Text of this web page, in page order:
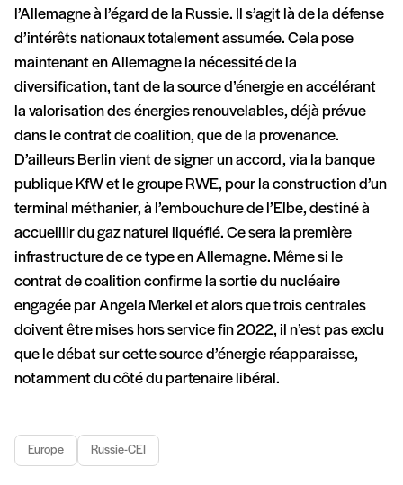
l’Allemagne à l’égard de la Russie. Il s’agit là de la défense
d’intérêts nationaux totalement assumée. Cela pose
maintenant en Allemagne la nécessité de la
diversification, tant de la source d’énergie en accélérant
la valorisation des énergies renouvelables, déjà prévue
dans le contrat de coalition, que de la provenance.
D’ailleurs Berlin vient de signer un accord, via la banque
publique KfW et le groupe RWE, pour la construction d’un
terminal méthanier, à l’embouchure de l’Elbe, destiné à
accueillir du gaz naturel liquéfié. Ce sera la première
infrastructure de ce type en Allemagne. Même si le
contrat de coalition confirme la sortie du nucléaire
engagée par Angela Merkel et alors que trois centrales
doivent être mises hors service fin 2022, il n’est pas exclu
que le débat sur cette source d’énergie réapparaisse,
notamment du côté du partenaire libéral.
Europe Russie-CEI